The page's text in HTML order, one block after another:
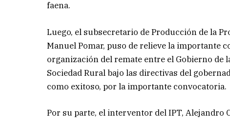
faena.
Luego, el subsecretario de Producción de la
Manuel Pomar, puso de relieve la importante
organización del remate entre el Gobierno de
Sociedad Rural bajo las directivas del
como exitoso, por la importante convocatoria.
Por su parte, el interventor del IPT, Alejandro